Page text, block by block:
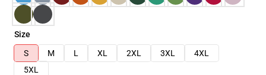
Size
S
M L XL 2XL 3XL
4XL
5XL